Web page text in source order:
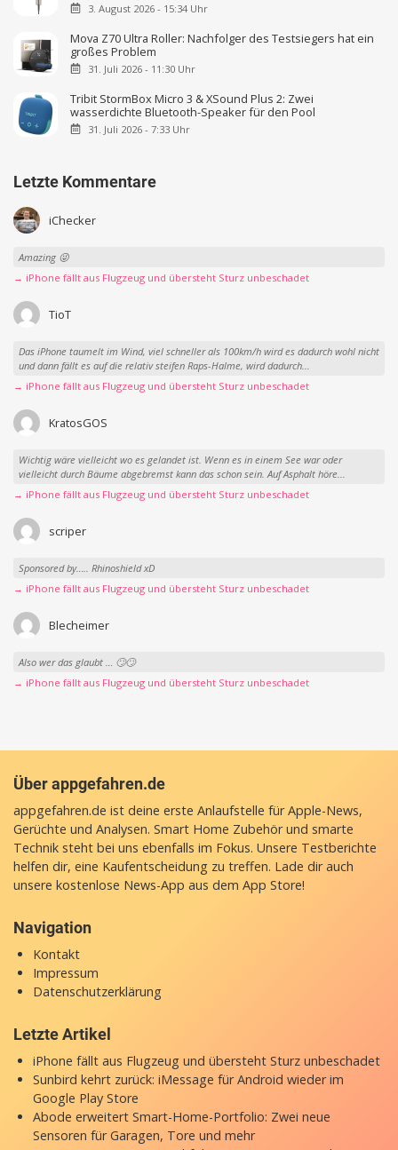
3. August 2026 - 15:34 Uhr
Mova Z70 Ultra Roller: Nachfolger des Testsiegers hat ein
großes Problem
31. Juli 2026 - 11:30 Uhr
Tribit StormBox Micro 3 & XSound Plus 2: Zwei
wasserdichte Bluetooth-Speaker für den Pool
31. Juli 2026 - 7:33 Uhr
Letzte Kommentare
iChecker
Amazing 😜
→ iPhone fällt aus Flugzeug und übersteht Sturz unbeschadet
TioT
Das iPhone taumelt im Wind, viel schneller als 100km/h wird es dadurch wohl nicht
und dann fällt es auf die relativ steifen Raps-Halme, wird dadurch...
→ iPhone fällt aus Flugzeug und übersteht Sturz unbeschadet
KratosGOS
Wichtig wäre vielleicht wo es gelandet ist. Wenn es in einem See war oder
vielleicht durch Bäume abgebremst kann das schon sein. Auf Asphalt höre...
→ iPhone fällt aus Flugzeug und übersteht Sturz unbeschadet
scriper
Sponsored by….. Rhinoshield xD
→ iPhone fällt aus Flugzeug und übersteht Sturz unbeschadet
Blecheimer
Also wer das glaubt … 🙄🙄
→ iPhone fällt aus Flugzeug und übersteht Sturz unbeschadet
Über appgefahren.de
appgefahren.de ist deine erste Anlaufstelle für Apple-News,
Gerüchte und Analysen. Smart Home Zubehör und smarte
Technik steht bei uns ebenfalls im Fokus. Unsere Testberichte
helfen dir, eine Kaufentscheidung zu treffen. Lade dir auch
unsere kostenlose News-App aus dem App Store!
Navigation
Kontakt
Impressum
Datenschutzerklärung
Letzte Artikel
iPhone fällt aus Flugzeug und übersteht Sturz unbeschadet
Sunbird kehrt zurück: iMessage für Android wieder im
Google Play Store
Abode erweitert Smart-Home-Portfolio: Zwei neue
Sensoren für Garagen, Tore und mehr